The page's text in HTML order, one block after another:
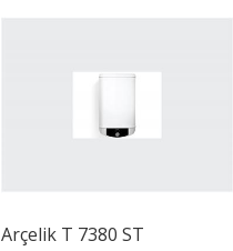
Arçelik T 7380 ST